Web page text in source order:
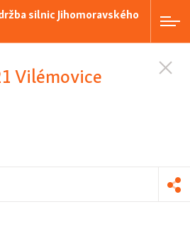
silnic Jihomoravského
Vilémovice